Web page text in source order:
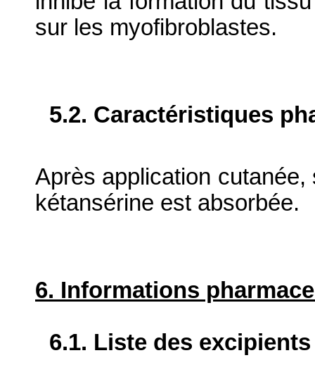
sur les myofibroblastes.
5.2. Caractéristiques
Après application
kétansérine est absorbée.
6. Informations
6.1. Liste des excipients